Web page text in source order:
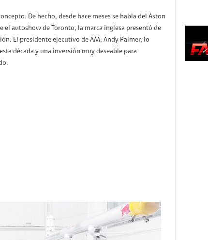
De hecho, desde hace meses se habla del Aston
autoshow de Toronto, la marca inglesa presentó de
El presidente ejecutivo de AM, Andy Palmer, lo
década y una inversión muy deseable para